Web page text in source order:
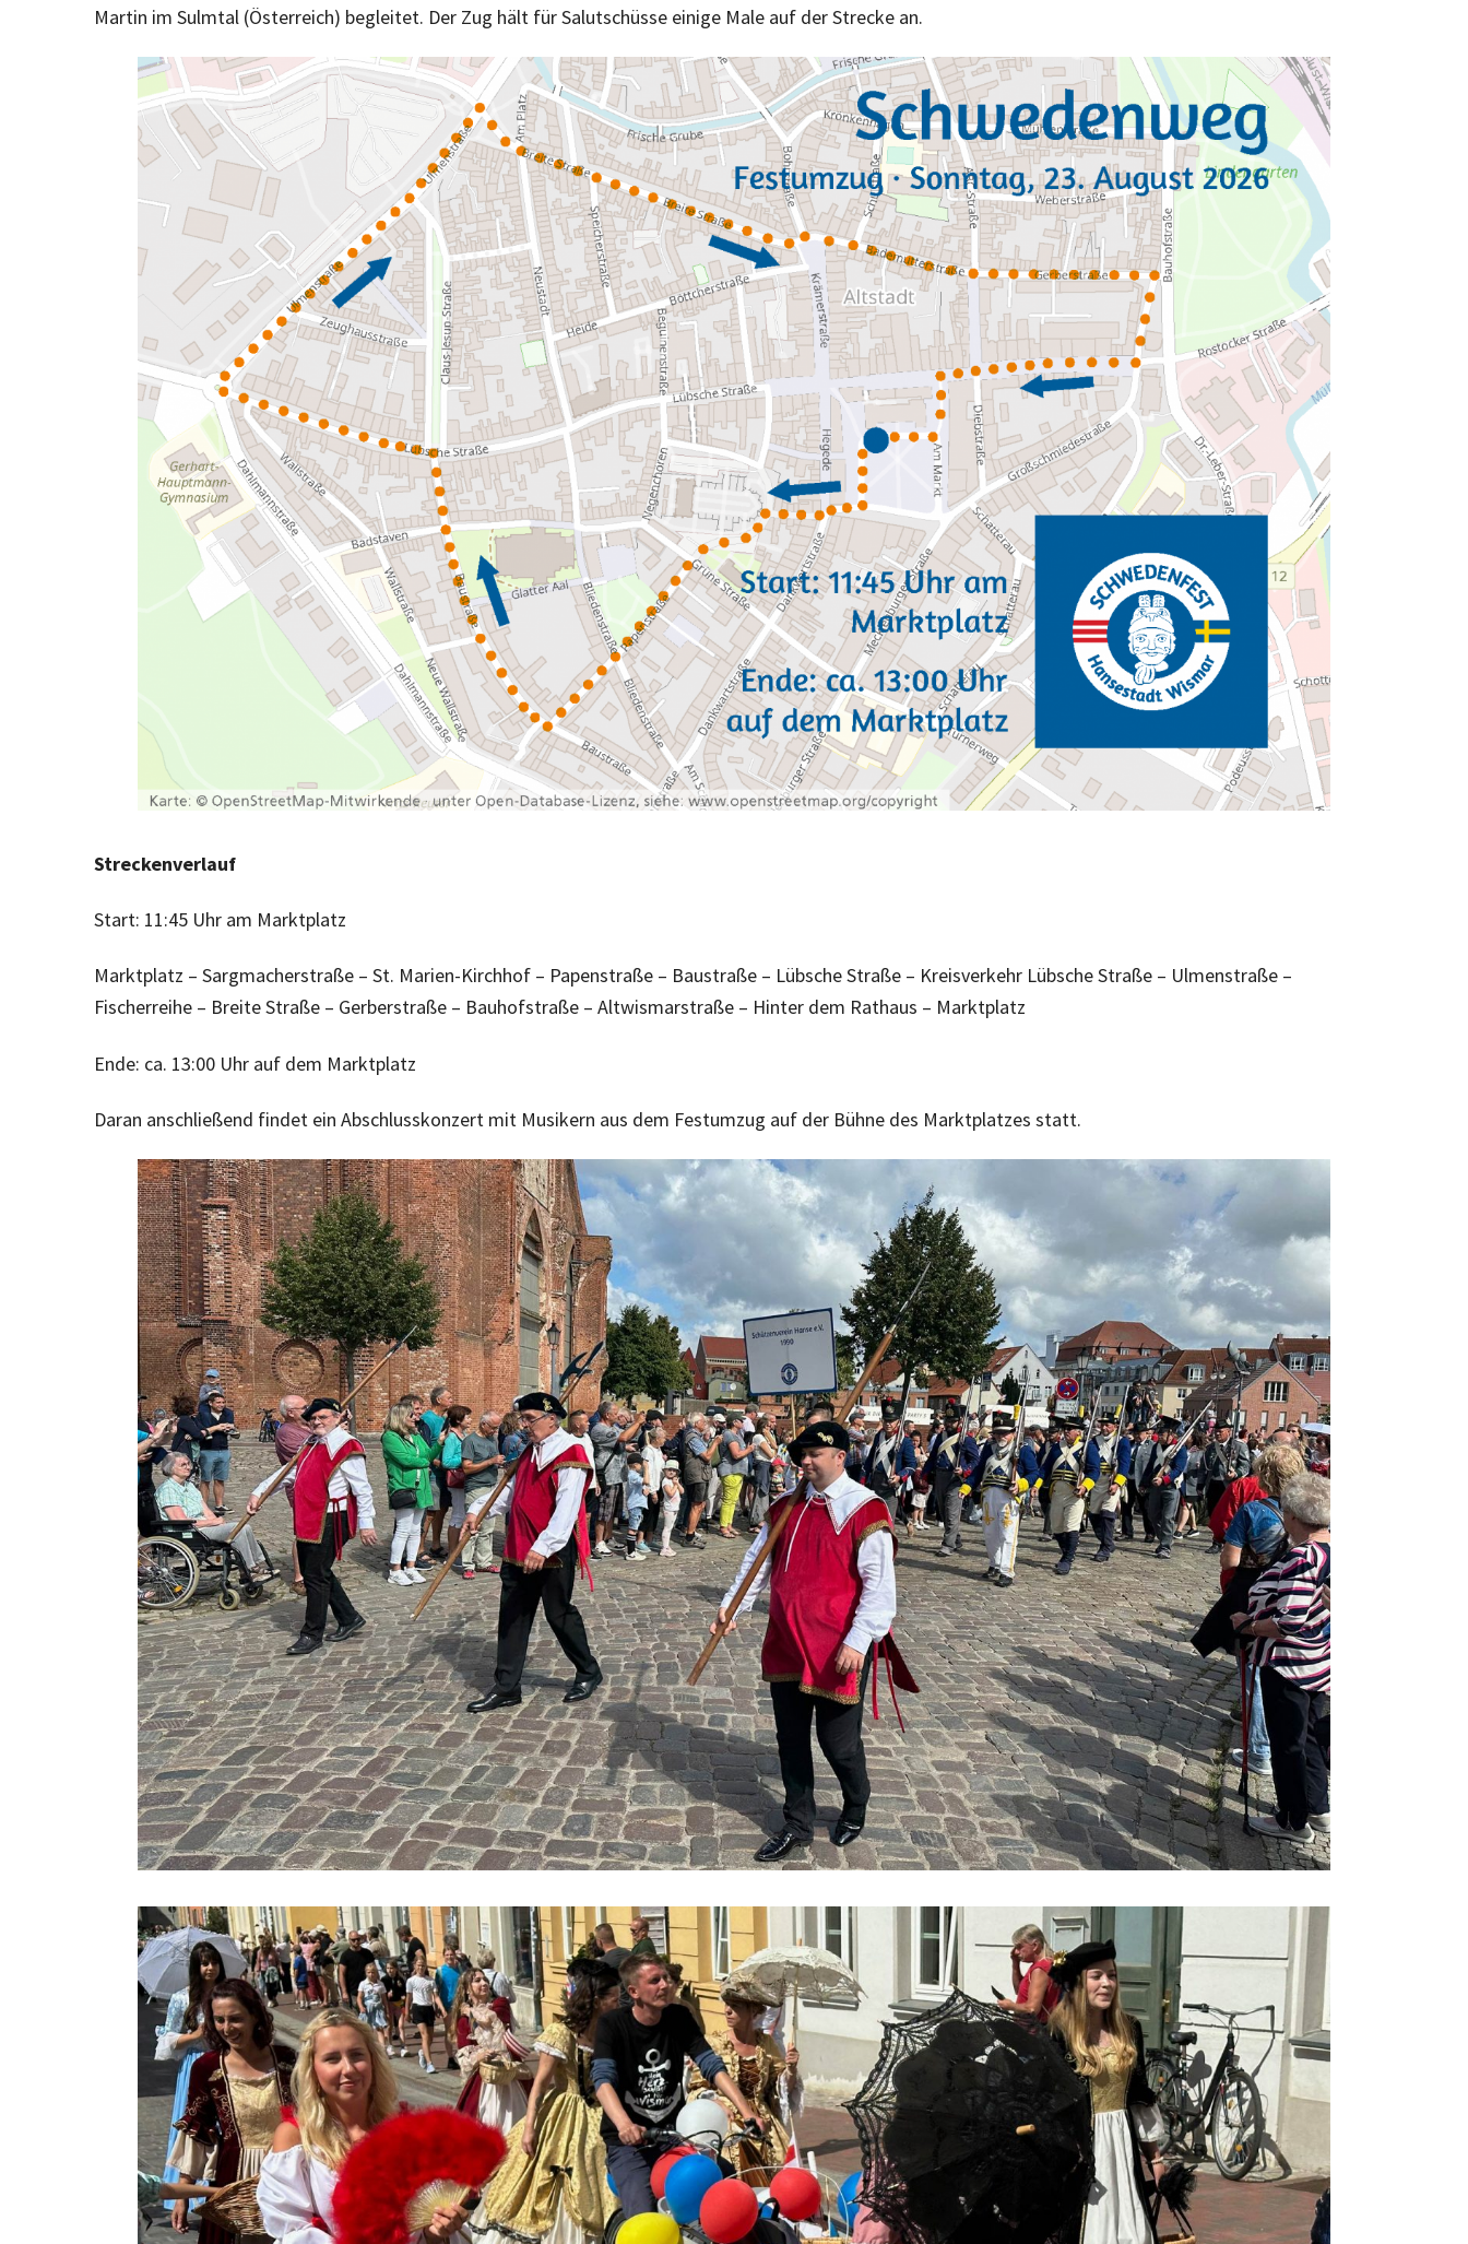
Martin im Sulmtal (Österreich) begleitet. Der Zug hält für Salutschüsse einige Male auf der Strecke an.
Streckenverlauf
Start: 11:45 Uhr am Marktplatz
Marktplatz – Sargmacherstraße – St. Marien-Kirchhof – Papenstraße – Baustraße – Lübsche Straße – Kreisverkehr Lübsche Straße – Ulmenstraße –
Fischerreihe – Breite Straße – Gerberstraße – Bauhofstraße – Altwismarstraße – Hinter dem Rathaus – Marktplatz
Ende: ca. 13:00 Uhr auf dem Marktplatz
Daran anschließend findet ein Abschlusskonzert mit Musikern aus dem Festumzug auf der Bühne des Marktplatzes statt.